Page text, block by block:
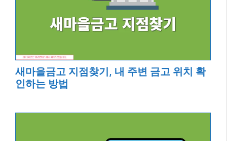
새마을금고 지점찾기, 내 주변 금고 위치 확
인하는 방법